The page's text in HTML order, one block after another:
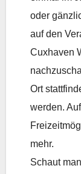
oder
auf den
Cuxhaven
Ort
werden.
mehr.
Schaut